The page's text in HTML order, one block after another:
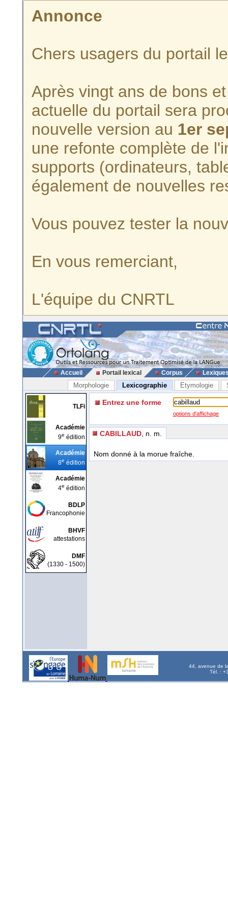
Annonce
Chers usagers du portail
Après vingt ans de bons
actuelle du portail sera
nouvelle version au 1er
une refonte complète de
supports (ordinateurs,
également de nouvelles
Vous pouvez tester la
En vous remerciant,
L'équipe du CNRTL
Accueil Portail lexical Corpus
Morphologie Lexicographie Etymologie
TLFi
Académie
9e édition
Académie
8e édition
Académie
4e édition
BDLP
Francophonie
BHVF
attestations
DMF
(1330 - 1500)
Entrez une forme
options d'affichage
CABILLAUD , n. m.
Nom donné à la morue fraîche.
44, avenue de
Tél. :